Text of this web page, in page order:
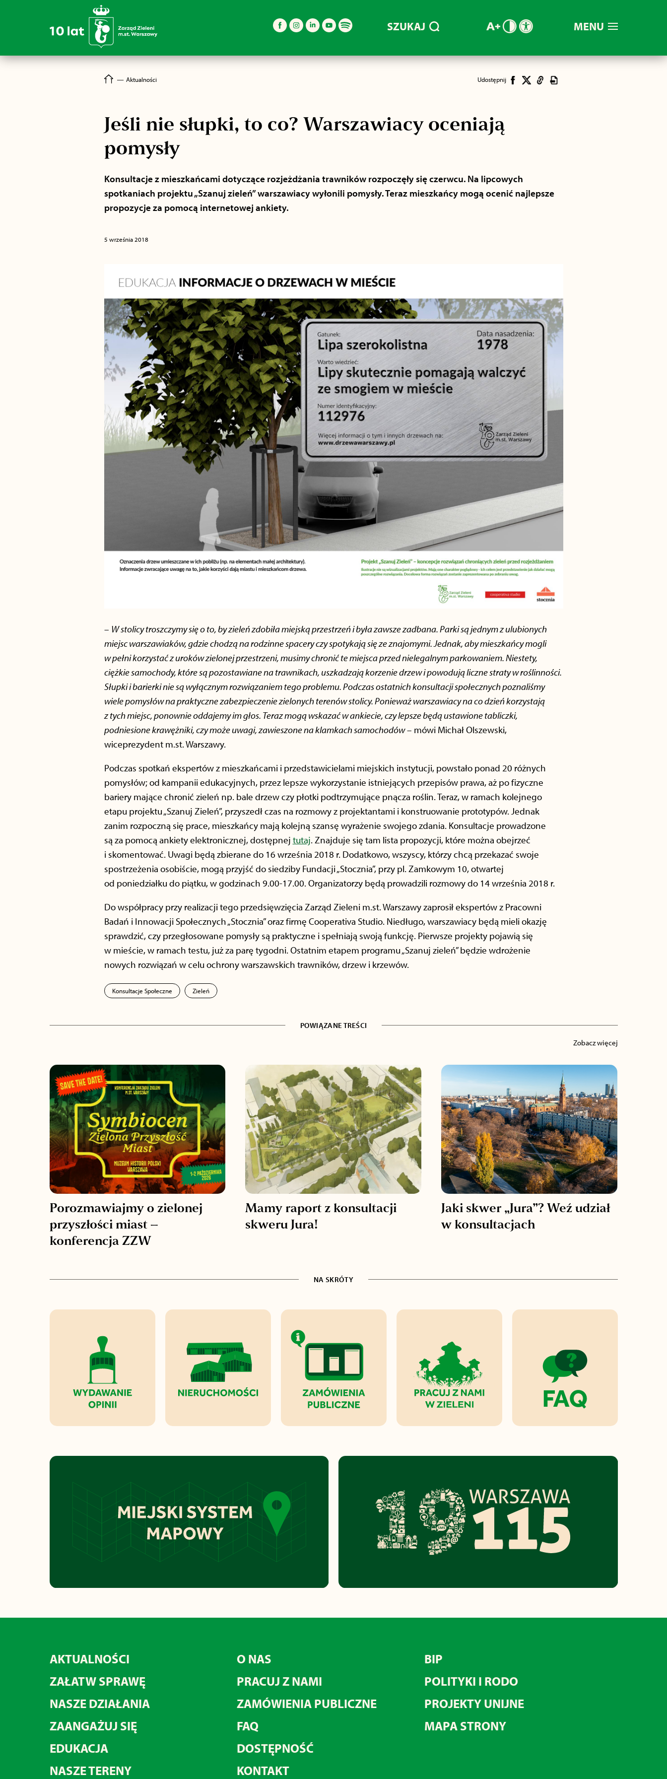
MENU
SZUKAJ
― Aktualności Udostępnij
Jeśli nie słupki, to co? Warszawiacy oceniają
pomysły
Konsultacje z mieszkańcami dotyczące rozjeżdżania trawników rozpoczęły się czerwcu. Na lipcowych
spotkaniach projektu „Szanuj zieleń” warszawiacy wyłonili pomysły. Teraz mieszkańcy mogą ocenić najlepsze
propozycje za pomocą internetowej ankiety.
5 września 2018
– W stolicy troszczymy się o to, by zieleń zdobiła miejską przestrzeń i była zawsze zadbana. Parki są jednym z ulubionych
miejsc warszawiaków, gdzie chodzą na rodzinne spacery czy spotykają się ze znajomymi. Jednak, aby mieszkańcy mogli
w pełni korzystać z uroków zielonej przestrzeni, musimy chronić te miejsca przed nielegalnym parkowaniem. Niestety,
ciężkie samochody, które są pozostawiane na trawnikach, uszkadzają korzenie drzew i powodują liczne straty w roślinności.
Słupki i barierki nie są wyłącznym rozwiązaniem tego problemu. Podczas ostatnich konsultacji społecznych poznaliśmy
wiele pomysłów na praktyczne zabezpieczenie zielonych terenów stolicy. Ponieważ warszawiacy na co dzień korzystają
z tych miejsc, ponownie oddajemy im głos. Teraz mogą wskazać w ankiecie, czy lepsze będą ustawione tabliczki,
podniesione krawężniki, czy może uwagi, zawieszone na klamkach samochodów– mówi Michał Olszewski,
wiceprezydent m.st. Warszawy.
Podczas spotkań ekspertów z mieszkańcami i przedstawicielami miejskich instytucji, powstało ponad 20 różnych
pomysłów; od kampanii edukacyjnych, przez lepsze wykorzystanie istniejących przepisów prawa, aż po fizyczne
bariery mające chronić zieleń np. bale drzew czy płotki podtrzymujące pnącza roślin. Teraz, w ramach kolejnego
etapu projektu „Szanuj Zieleń”, przyszedł czas na rozmowy z projektantami i konstruowanie prototypów. Jednak
zanim rozpoczną się prace, mieszkańcy mają kolejną szansę wyrażenie swojego zdania. Konsultacje prowadzone
są za pomocą ankiety elektronicznej, dostępnej tutaj. Znajduje się tam lista propozycji, które można obejrzeć
i skomentować. Uwagi będą zbierane do 16 września 2018 r. Dodatkowo, wszyscy, którzy chcą przekazać swoje
spostrzeżenia osobiście, mogą przyjść do siedziby Fundacji „Stocznia”, przy pl. Zamkowym 10, otwartej
od poniedziałku do piątku, w godzinach 9.00-17.00. Organizatorzy będą prowadzili rozmowy do 14 września 2018 r.
Do współpracy przy realizacji tego przedsięwzięcia Zarząd Zieleni m.st. Warszawy zaprosił ekspertów z Pracowni
Badań i Innowacji Społecznych „Stocznia” oraz firmę Cooperativa Studio. Niedługo, warszawiacy będą mieli okazję
sprawdzić, czy przegłosowane pomysły są praktyczne i spełniają swoją funkcję. Pierwsze projekty pojawią się
w mieście, w ramach testu, już za parę tygodni. Ostatnim etapem programu „Szanuj zieleń” będzie wdrożenie
nowych rozwiązań w celu ochrony warszawskich trawników, drzew i krzewów.
Konsultacje Społeczne Zieleń
POWIĄZANE TREŚCI
Zobacz więcej
Porozmawiajmy o zielonej
przyszłości miast –
konferencja ZZW
Mamy raport z konsultacji
skweru Jura!
Jaki skwer „Jura”? Weź udział
w konsultacjach
NA SKRÓTY
AKTUALNOŚCI
ZAŁATW SPRAWĘ
NASZE DZIAŁANIA
ZAANGAŻUJ SIĘ
EDUKACJA
NASZE TERENY
O NAS
PRACUJ Z NAMI
ZAMÓWIENIA PUBLICZNE
FAQ
DOSTĘPNOŚĆ
KONTAKT
BIP
POLITYKI I RODO
PROJEKTY UNIJNE
MAPA STRONY